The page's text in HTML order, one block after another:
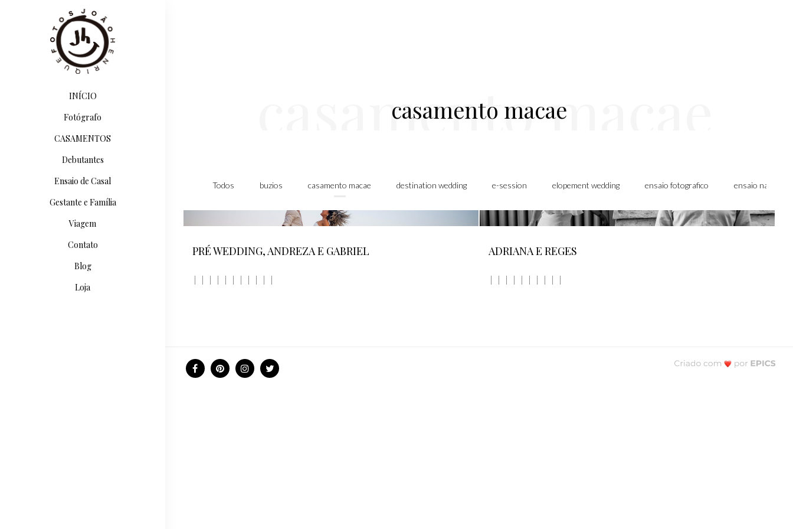
INÍCIO
Fotógrafo
CASAMENTOS
Debutantes
Ensaio de Casal
Gestante e Família
Viagem
Contato
Blog
Loja
casamento macae
casamento macae
Todos buzios casamento macae destination wedding e-session elopement wedding ensaio fotografico ensaio na praia
PRÉ WEDDING, ANDREZA E GABRIEL ADRIANA E REGES